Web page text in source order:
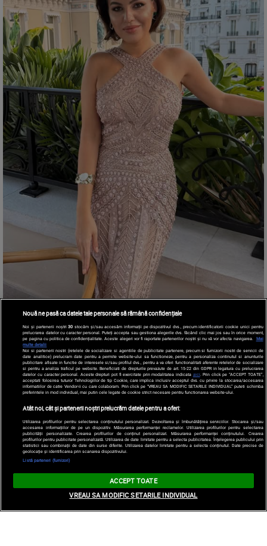
Nouă ne pasă ca datele tale personale să rămână confidențiale
Noi și partenerii noștri30 stocăm și/sau accesăm informații pe dispozitivul dvs., precum identificatorii cookie unici pentru
prelucrarea datelor cu caracter personal. Puteți accepta sau gestiona alegerile dvs. făcând clic mai jos sau în orice moment,
pe pagina cu politica de confidențialitate. Aceste alegeri vor fi raportate partenerilor noștri și nu vă vor afecta navigarea.
Mai
multe detalii
Noi si partenerii nostri (retelele de socializare si agentiile de publicitate partenere, precum si furnizorii nostri de servicii de
date analitice) prelucram date pentru a permite website-ului sa functioneze, pentru a personaliza continutul si anunturile
publicitare afisate in functie de interesele si/sau profilul dvs., pentru a va oferi functionalitati aferente retelelor de socializare
si pentru a analiza traficul pe website. Beneficiati de drepturile prevazute de art. 15-22 din GDPR in legatura cu prelucrarea
datelor cu caracter personal. Aceste drepturi pot fi exercitate prin modalitatea indicata aici. Prin click pe “ACCEPT TOATE”,
acceptati folosirea tuturor Tehnologiilor de tip Cookie, care implica inclusiv acceptul dvs. cu privire la stocarea/accesarea
informatiilor de catre Vendor-ii cu care colaboram. Prin click pe “VREAU SA MODIFIC SETARILE INDIVIDUAL” puteti schimba
preferintele in mod individual, mai putin cele legate de cookie strict necesare pentru functionarea website-ului.
Atât noi, cât și partenerii noștri prelucrăm datele pentru a oferi:
Utilizarea profilurilor pentru selectarea conținutului personalizat. Dezvoltarea și îmbunătățirea serviciilor. Stocarea și/sau
accesarea informațiilor de pe un dispozitiv. Măsurarea performanței reclamelor. Utilizarea profilurilor pentru selectarea
publicității personalizate. Crearea profilurilor de conținut personalizat. Măsurarea performanței conținutului. Crearea
profilurilor pentru publicitate personalizată. Utilizarea de date limitate pentru a selecta publicitatea. Înțelegerea publicului prin
statistici sau combinații de date din surse diferite. Utilizarea datelor limitate pentru a selecta conținutul. Date precise de
geolocație și identificarea prin scanarea dispozitivului.
Listă parteneri (furnizori)
ACCEPT TOATE
VREAU SA MODIFIC SETARILE INDIVIDUAL